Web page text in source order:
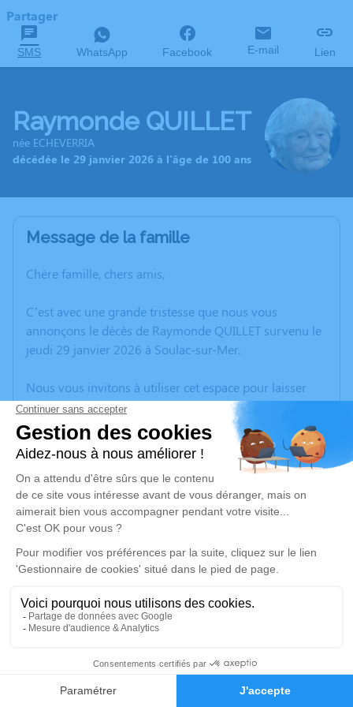
Faire-part Hommages
Partager
SMS WhatsApp Facebook E-mail Lien
Raymonde QUILLET
née ECHEVERRIA
décédée le 29 janvier 2026 à l'âge de 100 ans
Message de la famille
Chère famille, chers amis,
C’est avec une grande tristesse que nous vous
annonçons le décès de Raymonde QUILLET survenu le
jeudi 29 janvier 2026 à Soulac-sur-Mer.
Nous vous invitons à utiliser cet espace pour laisser
vos condoléances, partager des photos souvenirs, une
anecdote ou exprimer vos pensées à travers des
poèmes ou des textes. Cet endroit est un lieu
d'expression dédié à honorer la mémoire de
Raymonde QUILLET.
Un service de plantation d’arbre hommage est
disponible ici.
Je rends hommage
Cérémonie religieuse
Église Notre Dame du Bon Secours et de Saint
Louis de Le Verdon-sur-Mer